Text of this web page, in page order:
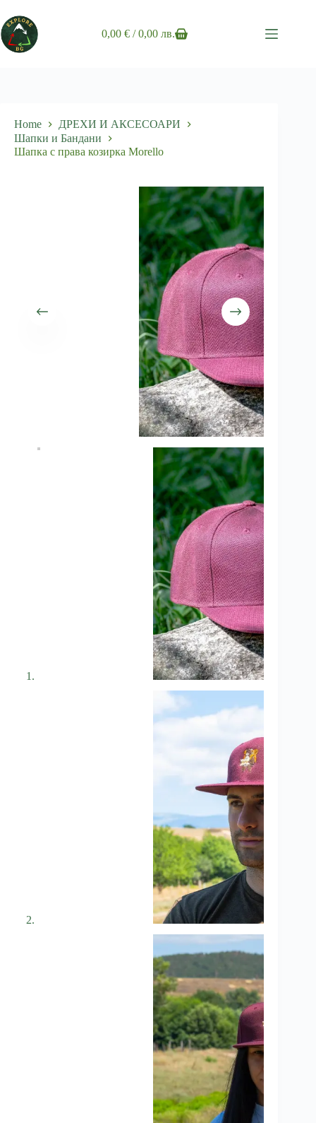
to
content
Shopping
0,00€ / 0,00 лв.
Home
ДРЕХИ И АКСЕСОАРИ
Шапки и Бандани
Шапка с права козирка Morello